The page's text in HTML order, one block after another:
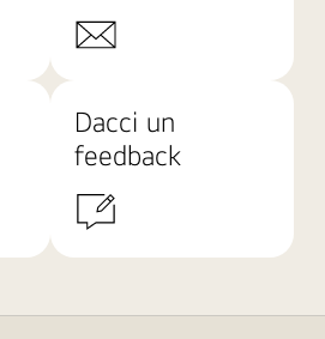
Dacci un
feedback